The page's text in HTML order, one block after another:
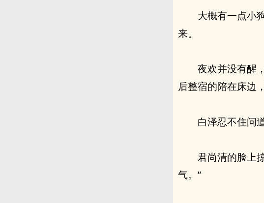
大概有一点小
来。
夜欢并没有醒
后整宿的陪在床边
白泽忍不住问
君尚清的脸上
气。”